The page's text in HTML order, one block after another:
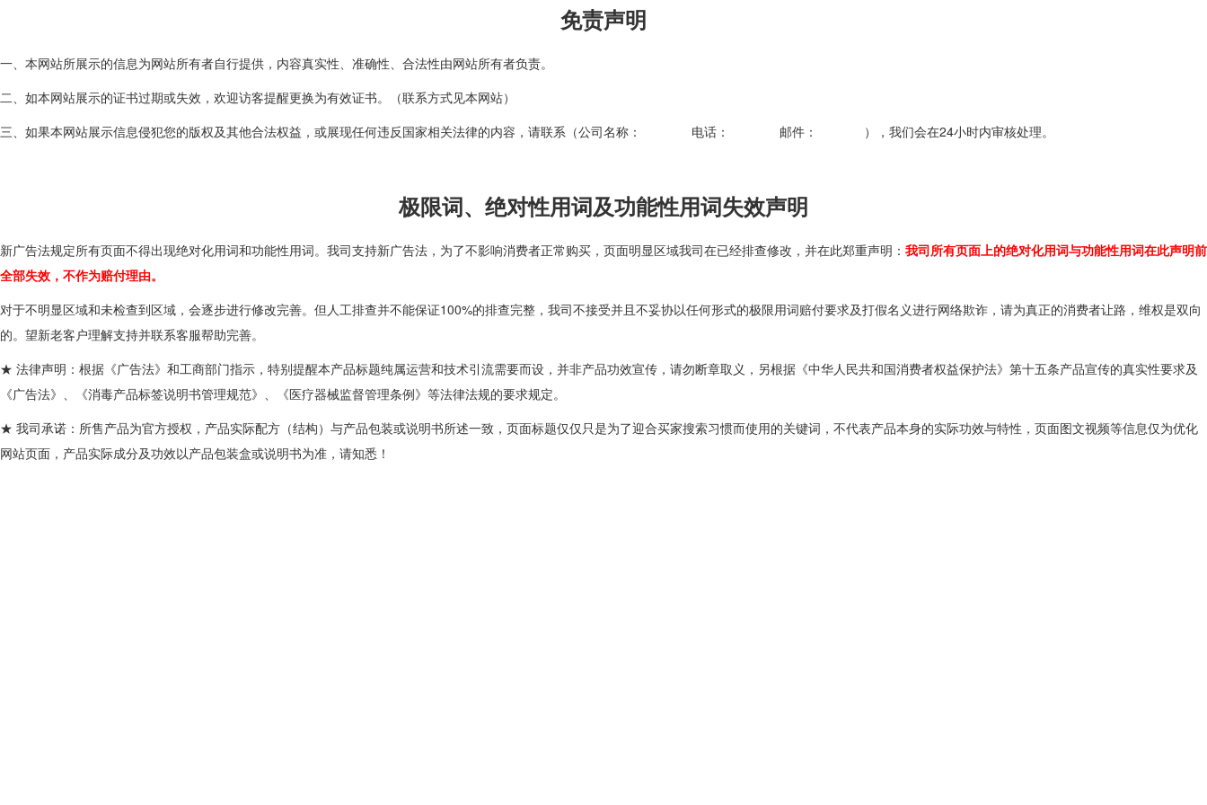
免责声明
一、本网站所展示的信息为网站所有者自行提供，内容真实性、准确性、合法性由网站所有者负责。
二、如本网站展示的证书过期或失效，欢迎访客提醒更换为有效证书。（联系方式见本网站）
三、如果本网站展示信息侵犯您的版权及其他合法权益，或展现任何违反国家相关法律的内容，请联系（公司名称： 电话： 邮件： ），我们会在24小时内审核处理。
极限词、绝对性用词及功能性用词失效声明
新广告法规定所有页面不得出现绝对化用词和功能性用词。我司支持新广告法，为了不影响消费者正常购买，页面明显区域我司在已经排查修改，并在此郑重声明： 我司所有页面上的绝对化用词与功能性用词在此声明前
全部失效，不作为赔付理由。
对于不明显区域和未检查到区域，会逐步进行修改完善。但人工排查并不能保证100%的排查完整，我司不接受并且不妥协以任何形式的极限用词赔付要求及打假名义进行网络欺诈，请为真正的消费者让路，维权是双向
的。望新老客户理解支持并联系客服帮助完善。
★ 法律声明：根据《广告法》和工商部门指示，特别提醒本产品标题纯属运营和技术引流需要而设，并非产品功效宣传，请勿断章取义，另根据《中华人民共和国消费者权益保护法》第十五条产品宣传的真实性要求及
《广告法》、《消毒产品标签说明书管理规范》、《医疗器械监督管理条例》等法律法规的要求规定。
★ 我司承诺：所售产品为官方授权，产品实际配方（结构）与产品包装或说明书所述一致，页面标题仅仅只是为了迎合买家搜索习惯而使用的关键词，不代表产品本身的实际功效与特性，页面图文视频等信息仅为优化
网站页面，产品实际成分及功效以产品包装盒或说明书为准，请知悉！